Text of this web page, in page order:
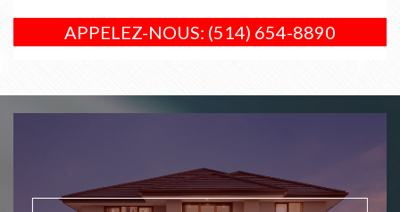
APPELEZ-NOUS: (514) 654-8890